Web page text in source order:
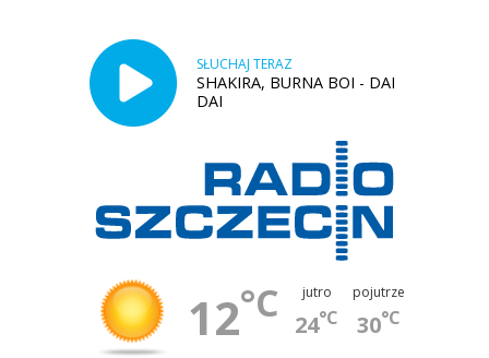
SŁUCHAJ TERAZ
SHAKIRA, BURNA BOI - DAI
DAI
12°C jutro
24°C
pojutrze
30°C